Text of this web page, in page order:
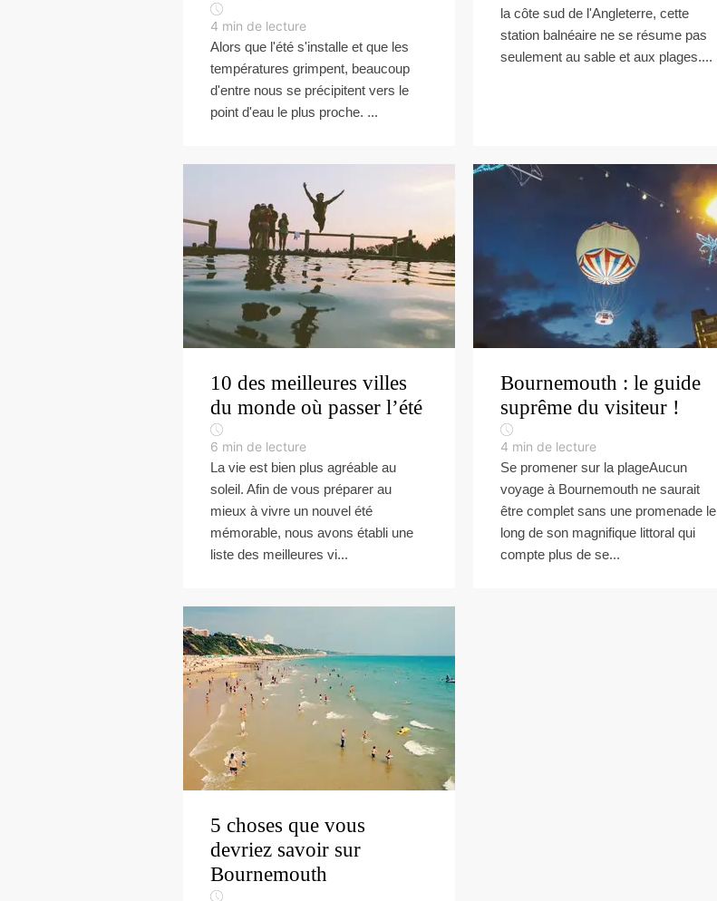
4 min de lecture
Alors que l'été s'installe et que les
températures grimpent, beaucoup
d'entre nous se précipitent vers le
point d'eau le plus proche. ...
la côte sud de l'Angleterre, cette
station balnéaire ne se résume pas
seulement au sable et aux plages....
10 des meilleures villes
du monde où passer l’été
6 min de lecture
La vie est bien plus agréable au
soleil. Afin de vous préparer au
mieux à vivre un nouvel été
mémorable, nous avons établi une
liste des meilleures vi...
Bournemouth : le guide
suprême du visiteur !
4 min de lecture
Se promener sur la plageAucun
voyage à Bournemouth ne saurait
être complet sans une promenade le
long de son magnifique littoral qui
compte plus de se...
5 choses que vous
devriez savoir sur
Bournemouth